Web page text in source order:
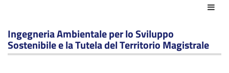
Ingegneria Ambientale per lo Sviluppo
Sostenibile e la Tutela del Territorio Magistrale